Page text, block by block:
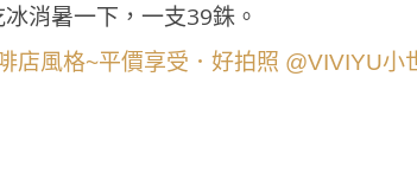
消暑一下，一支39銖。